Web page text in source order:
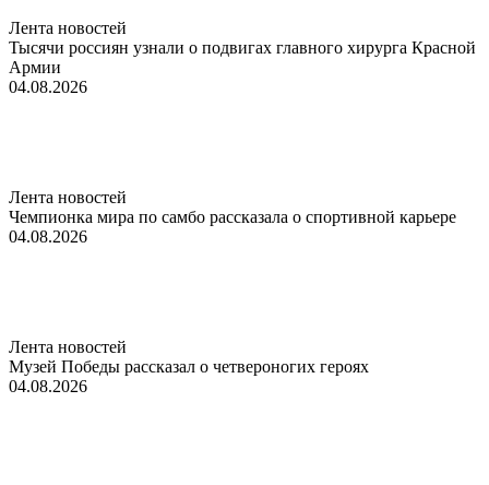
Лента новостей
Тысячи россиян узнали о подвигах главного хирурга Красной
Армии
04.08.2026
Лента новостей
Чемпионка мира по самбо рассказала о спортивной карьере
04.08.2026
Лента новостей
Музей Победы рассказал о четвероногих героях
04.08.2026